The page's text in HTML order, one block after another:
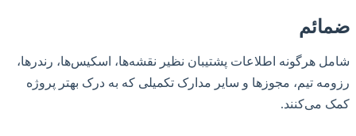
ضمائم
شامل هرگونه اطلاعات پشتیبان نظیر نقشه‌ها، اسکیس‌ها، رندرها،
رزومه تیم، مجوزها و سایر مدارک تکمیلی که به درک بهتر پروژه
کمک می‌کنند.